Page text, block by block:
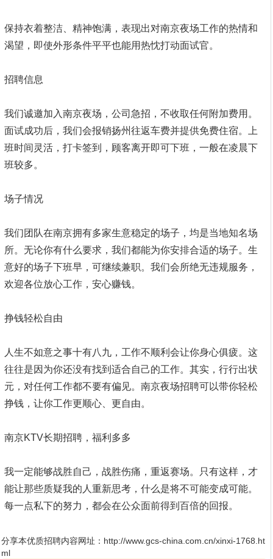
保持衣着整洁、精神饱满，表现出对南京夜场工作的热情和
渴望，即使外形条件平平也能用热忱打动面试官。
招聘信息
我们诚邀加入南京夜场，公司急招，不收取任何附加费用。
面试成功后，我们会报销扬州往返车费并提供免费住宿。上
班时间灵活，打卡签到，顾客离开即可下班，一般在凌晨下
班较多。
场子情况
我们团队在南京拥有多家生意稳定的场子，均是当地知名场
所。无论你有什么要求，我们都能为你安排合适的场子。生
意好的场子下班早，可继续兼职。我们会所绝无违规服务，
欢迎各位放心工作，安心赚钱。
挣钱轻松自由
人生不如意之事十有八九，工作不顺利会让你身心俱疲。这
往往是因为你还没有找到适合自己的工作。其实，行行出状
元，对任何工作都不要有偏见。南京夜场招聘可以带你轻松
挣钱，让你工作更顺心、更自由。
南京KTV长期招聘，福利多多
我一定能够战胜自己，战胜伤痛，重返赛场。只有这样，才
能让那些质疑我的人重新思考，什么是将不可能变成可能。
每一点私下的努力，都会在公众面前得到百倍的回报。
分享本优质招聘内容网址： http://www.gcs-china.com.cn/xinxi-1768.ht
ml